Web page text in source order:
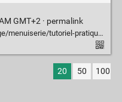
GMT+2 · permalink
etagere-sur-mesure/des-planches-de-pin-brut.shtml
20 50 100